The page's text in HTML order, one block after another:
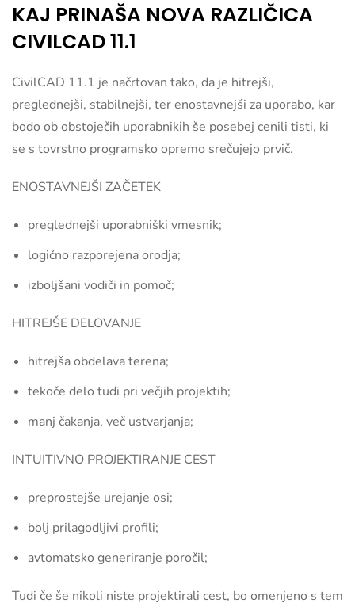
KAJ PRINAŠA NOVA RAZLIČICA
CIVILCAD 11.1
CivilCAD 11.1 je načrtovan tako, da je hitrejši,
preglednejši, stabilnejši, ter enostavnejši za uporabo, kar
bodo ob obstoječih uporabnikih še posebej cenili tisti, ki
se s tovrstno programsko opremo srečujejo prvič.
ENOSTAVNEJŠI ZAČETEK
preglednejši uporabniški vmesnik;
logično razporejena orodja;
izboljšani vodiči in pomoč;
HITREJŠE DELOVANJE
hitrejša obdelava terena;
tekoče delo tudi pri večjih projektih;
manj čakanja, več ustvarjanja;
INTUITIVNO PROJEKTIRANJE CEST
preprostejše urejanje osi;
bolj prilagodljivi profili;
avtomatsko generiranje poročil;
Tudi če še nikoli niste projektirali cest, bo omenjeno s tem